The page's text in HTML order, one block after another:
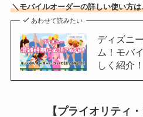
＼モバイルオーダーの詳しい使い方
あわせて読みたい
ディズニ
ム！モバ
しく紹介！
【プライオリティ